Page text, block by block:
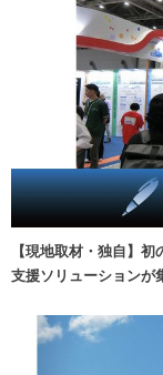
【現地取材・独自】
支援ソリューションが